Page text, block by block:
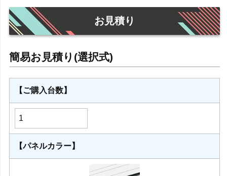
お見積り
【ご購入台数】
【パネルカラー】